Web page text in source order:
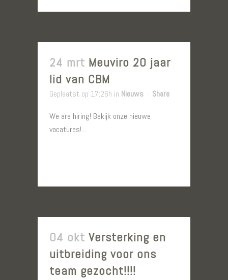
24 mrt Meuviro 20 jaar
lid van CBM
Geplaatst op 17:26h in Nieuws Share
We are hiring! Bekijk onze nieuwe
vacatures!...
04 okt Versterking en
uitbreiding voor ons
team gezocht!!!!